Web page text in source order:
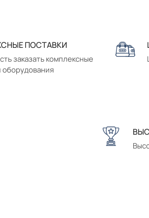
ПОСТАВКИ
заказать комплексные
оборудования